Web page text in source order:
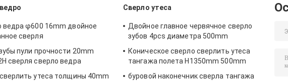
ведра φ600 16mm двойное
сверля
пули прочности 20mm
сверля сверло ведра
утеса толщины 40mm
Сверло утеса
Двойное главное червячное сверло
зубов 4pcs диаметра 500mm
Коническое сверло сверлить утеса
тангажа полета H1350mm 500mm
буровой наконечник сверла тангажа